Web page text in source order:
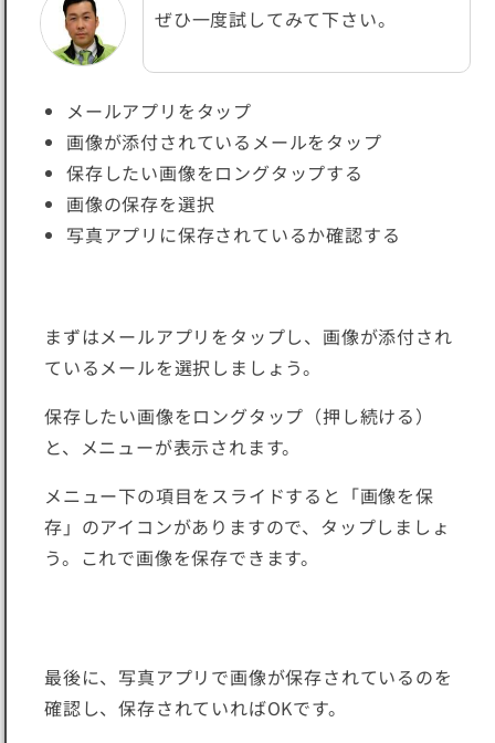
ぜひ一度試してみて下さい。
メールアプリをタップ
画像が添付されているメールをタップ
保存したい画像をロングタップする
画像の保存を選択
写真アプリに保存されているか確認する
まずはメールアプリをタップし、画像が添付され
ているメールを選択しましょう。
保存したい画像をロングタップ（押し続ける）
と、メニューが表示されます。
メニュー下の項目をスライドすると「画像を保
存」のアイコンがありますので、タップしましょ
う。これで画像を保存できます。
最後に、写真アプリで画像が保存されているのを
確認し、保存されていればOKです。